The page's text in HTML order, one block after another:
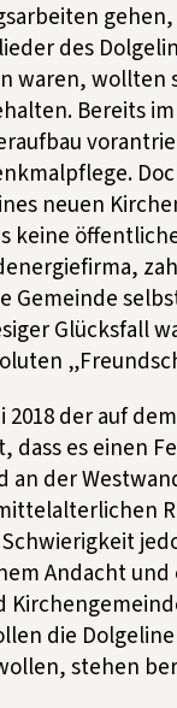
des
waren,
Bereits
neuen
keine
Gemeinde
Glücksfall
2018 der auf
dass es einen
der
Andacht
die
stehen